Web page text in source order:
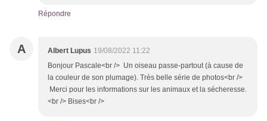
Répondre
A Albert Lupus 19/08/2022 11:22
Bonjour Pascale<br /> Un oiseau passe-partout (à cause de
la couleur de son plumage). Très belle série de photos<br />
Merci pour les informations sur les animaux et la sécheresse.
<br /> Bises<br />